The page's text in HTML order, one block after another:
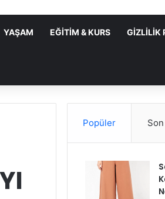
YAŞAM EĞITIM & KURS GIZLILIK
Popüler